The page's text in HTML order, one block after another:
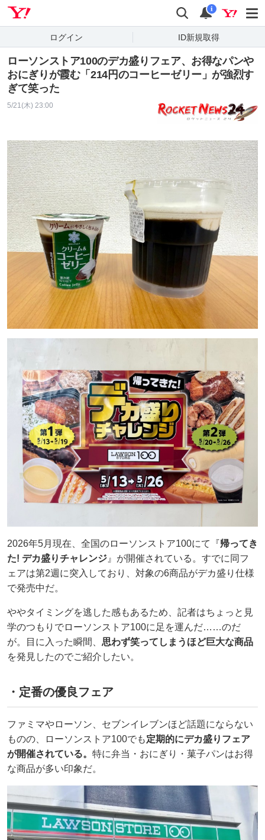
検索 通知
i
ログイン ID新規取得
ローソンストア100のデカ盛りフェア、お得なパンや
おにぎりが霞む「214円のコーヒーゼリー」が強烈す
ぎて笑った
5/21(木) 23:00
2026年5月現在、全国のローソンストア100にて『帰ってき
た! デカ盛りチャレンジ 』が開催されている。すでに同フ
ェアは第2週に突入しており、対象の6商品がデカ盛り仕様
で発売中だ。
ややタイミングを逃した感もあるため、記者はちょっと見
学のつもりでローソンストア100に足を運んだ……のだ
が。目に入った瞬間、 思わず笑ってしまうほど巨大な商品
を発見したのでご紹介したい。
・定番の優良フェア
ファミマやローソン、セブンイレブンほど話題にならない
ものの、ローソンストア100でも定期的にデカ盛りフェア
が開催されている。 特に弁当・おにぎり・菓子パンはお得
な商品が多い印象だ。